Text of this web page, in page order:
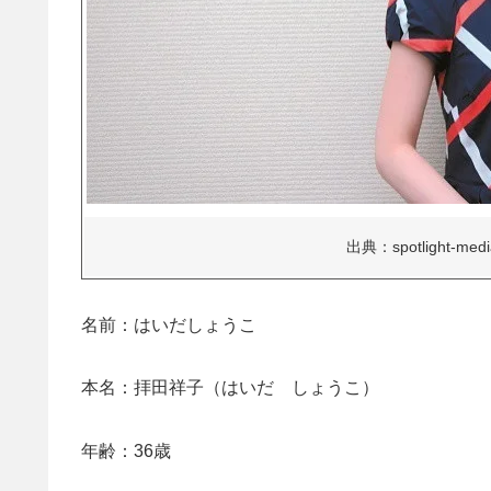
出典：spotlight-
名前：はいだしょうこ
本名：拝田祥子（はいだ しょうこ）
年齢：36歳